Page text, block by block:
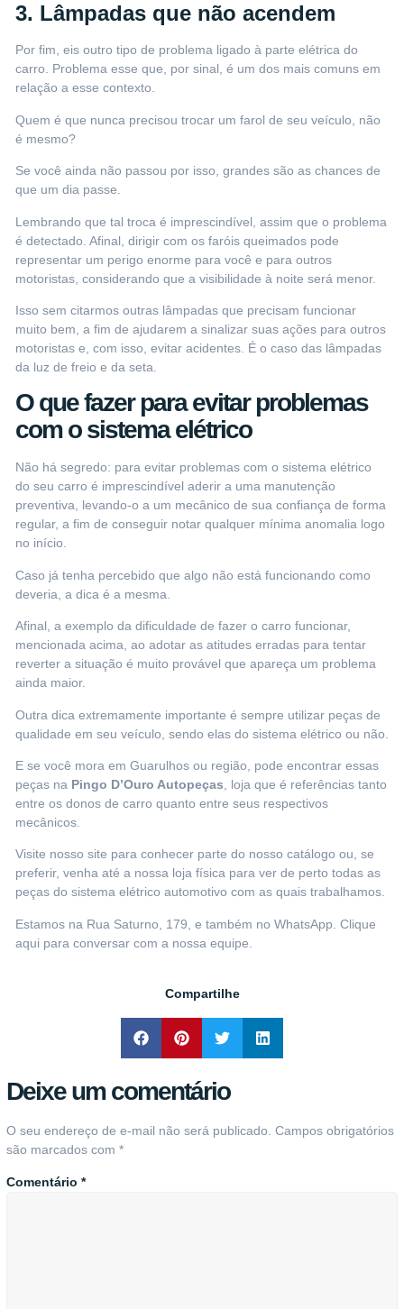
Compartilhe
3. Lâmpadas que não acendem
Por fim, eis outro tipo de problema ligado à parte elétrica do
carro. Problema esse que, por sinal, é um dos mais comuns em
relação a esse contexto.
Quem é que nunca precisou trocar um farol de seu veículo, não
é mesmo?
Se você ainda não passou por isso, grandes são as chances de
que um dia passe.
Lembrando que tal troca é imprescindível, assim que o problema
é detectado. Afinal, dirigir com os faróis queimados pode
representar um perigo enorme para você e para outros
motoristas, considerando que a visibilidade à noite será menor.
Isso sem citarmos outras lâmpadas que precisam funcionar
muito bem, a fim de ajudarem a sinalizar suas ações para outros
motoristas e, com isso, evitar acidentes. É o caso das lâmpadas
da luz de freio e da seta.
O que fazer para evitar problemas
com o sistema elétrico
Não há segredo: para evitar problemas com o sistema elétrico
do seu carro é imprescindível aderir a uma manutenção
preventiva, levando-o a um mecânico de sua confiança de forma
regular, a fim de conseguir notar qualquer mínima anomalia logo
no início.
Caso já tenha percebido que algo não está funcionando como
deveria, a dica é a mesma.
Afinal, a exemplo da dificuldade de fazer o carro funcionar,
mencionada acima, ao adotar as atitudes erradas para tentar
reverter a situação é muito provável que apareça um problema
ainda maior.
Outra dica extremamente importante é sempre utilizar peças de
qualidade em seu veículo, sendo elas do sistema elétrico ou não.
E se você mora em Guarulhos ou região , pode encontrar essas
peças na Pingo D’Ouro Autopeças , loja que é referências tanto
entre os donos de carro quanto entre seus respectivos
mecânicos.
Visite nosso site para conhecer parte do nosso catálogo ou, se
preferir, venha até a nossa loja física para ver de perto todas as
peças do sistema elétrico automotivo com as quais trabalhamos.
Estamos na Rua Saturno, 179, e também no WhatsApp. Clique
aqui para conversar com a nossa equipe
Deixe um comentário
O seu endereço de e-mail não será publicado. Campos obrigatórios
são marcados com *
Comentário *